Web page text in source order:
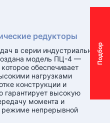
П
о
д
б
о
р
м
о
т
о
р
-
р
е
д
у
к
т
о
р
редукторы
в серии индустриальных
модель ПЦ-4 —
обеспечивает
нагрузками
конструкции и
высокую
момента и
непрерывной